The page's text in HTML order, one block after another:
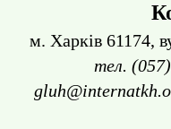
м. Харків 61174,
тел.